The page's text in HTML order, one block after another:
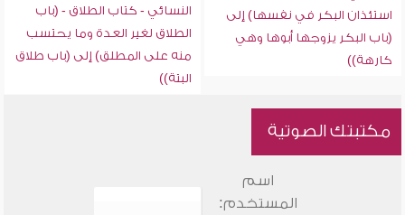
استئذان البكر في نفسها) إلى
(باب البكر يزوجها أبوها وهي
كارهة))
النسائي - كتاب الطلاق - (باب
الطلاق لغير العدة وما يحتسب
منه على المطلق) إلى (باب طلاق
البتة))
مكتبتك الصوتية
اسم
المستخدم: